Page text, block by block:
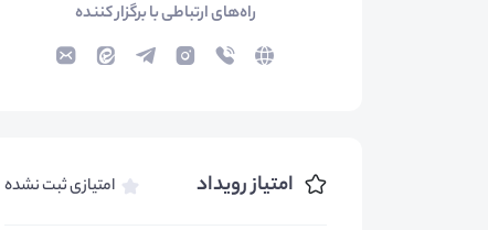
راه‌های ارتباطی با برگزار کننده
امتیاز رویداد امتیازی ثبت نشده